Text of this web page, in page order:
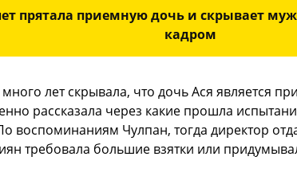
прятала приемную дочь и скрывает
кадром
много лет скрывала, что дочь Ася является
рассказала через какие прошла
воспоминаниям Чулпан, тогда директор
требовала большие взятки или